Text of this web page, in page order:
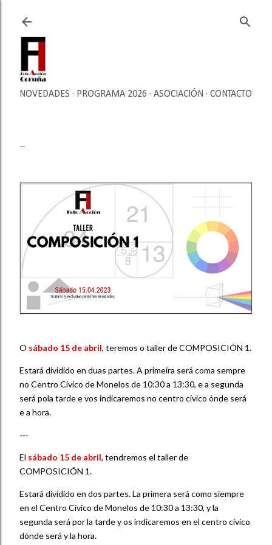
NOVEDADES PROGRAMA 2026 ASOCIACIÓN CONTACTO
O sábado 15 de abril, teremos o taller de COMPOSICIÓN 1.
Estará dividido en duas partes. A primeira será coma sempre
no Centro Cívico de Monelos de 10:30 a 13:30, e a segunda
será pola tarde e vos indicaremos no centro cívico ónde será
e a hora.
---
El sábado 15 de abril, tendremos el taller de
COMPOSICIÓN 1.
Estará dividido en dos partes. La primera será como siempre
en el Centro Cívico de Monelos de 10:30 a 13:30, y la
segunda será por la tarde y os indicaremos en el centro cívico
dónde será y la hora.